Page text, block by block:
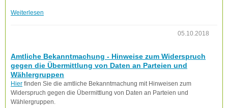
Weiterlesen
05.10.2018
Amtliche Bekanntmachung - Hinweise zum Widerspruch
gegen die Übermittlung von Daten an Parteien und
Wählergruppen
Hier finden Sie die amtliche Bekanntmachung mit Hinweisen zum
Widerspruch gegen die Übermittlung von Daten an Parteien und
Wählergruppen.